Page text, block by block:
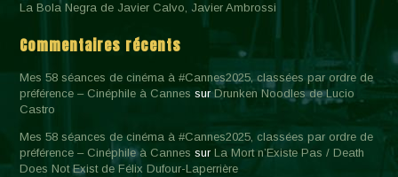
La Bola Negra de Javier Calvo, Javier Ambrossi
Commentaires récents
Mes 58 séances de cinéma à #Cannes2025, classées par ordre de
préférence – Cinéphile à Cannes surDrunken Noodles de Lucio
Castro
Mes 58 séances de cinéma à #Cannes2025, classées par ordre de
préférence – Cinéphile à Cannes surLa Mort n’Existe Pas / Death
Does Not Exist de Félix Dufour-Laperrière